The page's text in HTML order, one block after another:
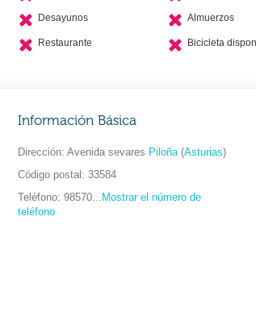
Desayunos Almuerzos
Restaurante Bicicleta
Información Básica
Dirección Avenida sevares Piloña (Asturias)
Código postal
33584
Teléfono 98570... Mostrar el número de
teléfono